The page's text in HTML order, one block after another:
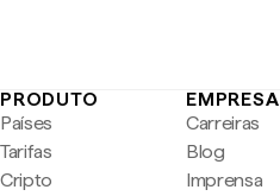
PRODUTO
Países
Tarifas
Cripto
EMPRESA
Carreiras
Blog
Imprensa